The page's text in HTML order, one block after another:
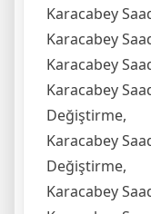
Karacabey
Karacabey
Karacabey
Karacabey
Değiştirme,
Karacabey
Değiştirme,
Karacabey